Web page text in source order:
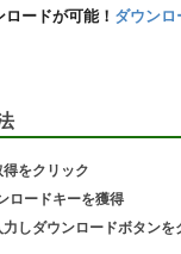
ードが可能！ ダウンロ
をクリック
ロードキーを獲得
しダウンロードボタンを